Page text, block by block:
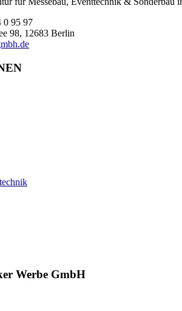
0 95 97
98, 12683 Berlin
Werbe GmbH